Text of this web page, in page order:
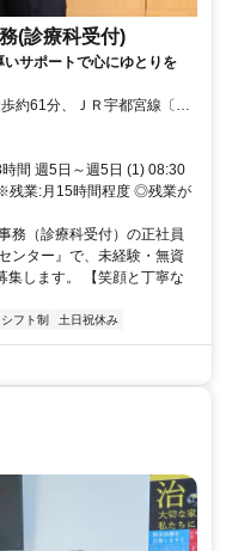
(診療科受付)
サポートで心にゆとりを
約61分、ＪＲ宇都宮線〔東
新宿ライン 宇都宮西口徒歩
分 「宇都宮駅」バス25分／
間 週5日～週5日 (1) 08:30
残業:月15時間程度 ◎残業が
務（診療科受付）の正社員
ンター』で、未経験・無資
集します。 【笑顔と丁寧な
シフト制 土日祝休み